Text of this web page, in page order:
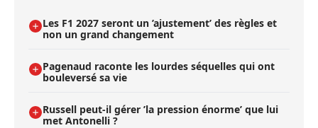
Les F1 2027 seront un ’ajustement’ des règles et
non un grand changement
Pagenaud raconte les lourdes séquelles qui ont
bouleversé sa vie
Russell peut-il gérer ’la pression énorme’ que lui
met Antonelli ?